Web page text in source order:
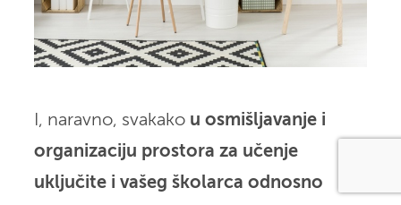
I, naravno, svakako u osmišljavanje i
organizaciju prostora za učenje
uključite i vašeg školarca odnosno